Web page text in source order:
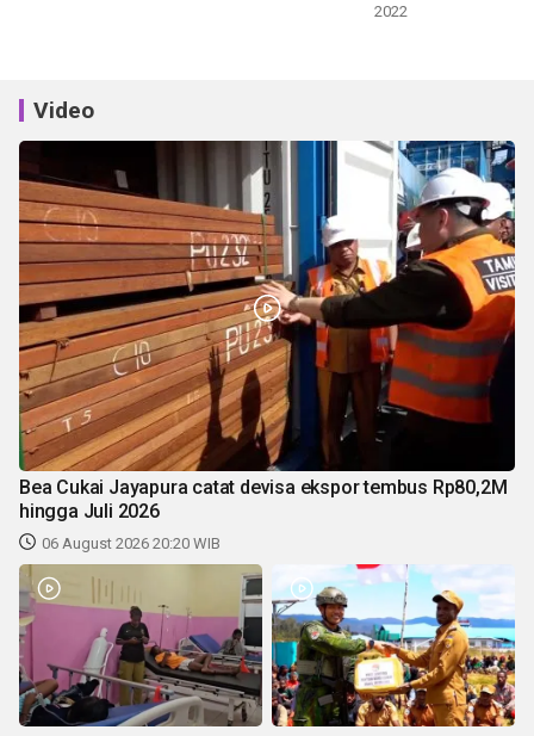
2022
Video
Bea Cukai Jayapura catat devisa ekspor tembus Rp80,2M
hingga Juli 2026
06 August 2026 20:20 WIB